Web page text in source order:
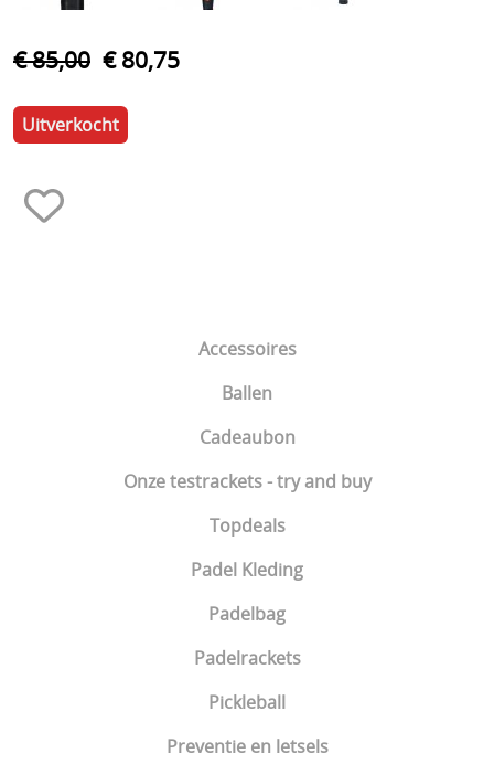
Tennis
Accessoires
Ballen
Cadeaubon
Onze testrackets - try and buy
Topdeals
Padel Kleding
Padelbag
Padelrackets
Pickleball
Preventie en letsels
€ 85,00 € 80,75
Uitverkocht